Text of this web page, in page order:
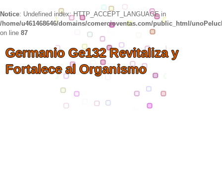
Notice: Undefined index: HTTP_ACCEPT_LANGUAGE in
/home/u461468646/domains/comercioventas.com/public_html/
on line 87
Germanio Ge132 Revitaliza y
Fortalece al Organismo